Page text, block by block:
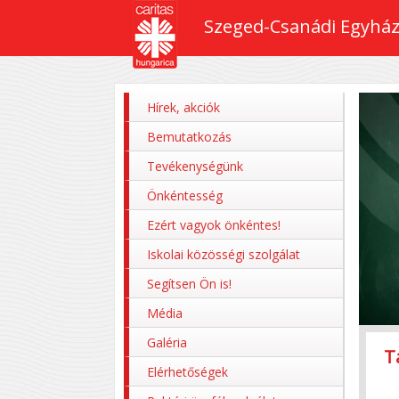
Szeged-Csanádi
Hírek, akciók
Bemutatkozás
Tevékenységünk
Önkéntesség
Ezért vagyok önkéntes!
Iskolai közösségi szolgálat
Segítsen Ön is!
Média
Galéria
Elérhetőségek